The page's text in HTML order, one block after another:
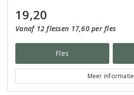
19,20
Vanaf 12 flessen 17,60 per fles
Fles
Meer informatie